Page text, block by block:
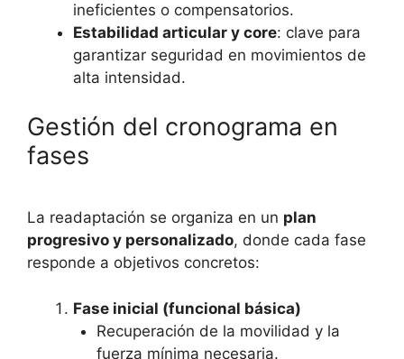
ineficientes o compensatorios.
Estabilidad articular y core: clave para
garantizar seguridad en movimientos de
alta intensidad.
Gestión del cronograma en
fases
La readaptación se organiza en un plan
progresivo y personalizado, donde cada fase
responde a objetivos concretos:
Fase inicial (funcional básica)
Recuperación de la movilidad y la
fuerza mínima necesaria.